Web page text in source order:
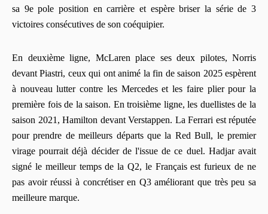
sa 9e pole position en carrière et espère briser la série de 3
victoires consécutives de son coéquipier.
En deuxième ligne, McLaren place ses deux pilotes, Norris
devant Piastri, ceux qui ont animé la fin de saison 2025 espèrent
à nouveau lutter contre les Mercedes et les faire plier pour la
première fois de la saison. En troisième ligne, les duellistes de la
saison 2021, Hamilton devant Verstappen. La Ferrari est réputée
pour prendre de meilleurs départs que la Red Bull, le premier
virage pourrait déjà décider de l'issue de ce duel. Hadjar avait
signé le meilleur temps de la Q2, le Français est furieux de ne
pas avoir réussi à concrétiser en Q3 améliorant que très peu sa
meilleure marque.